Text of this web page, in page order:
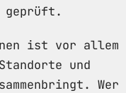
geprüft.
ist vor allem
und
Wer